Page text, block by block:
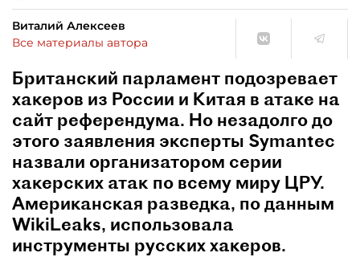
Виталий Алексеев
Все материалы автора
Британский парламент подозревает
хакеров из России и Китая в атаке на
сайт референдума. Но незадолго до
этого заявления эксперты Symantec
назвали организатором серии
хакерских атак по всему миру ЦРУ.
Американская разведка, по данным
WikiLeaks, использовала
инструменты русских хакеров.